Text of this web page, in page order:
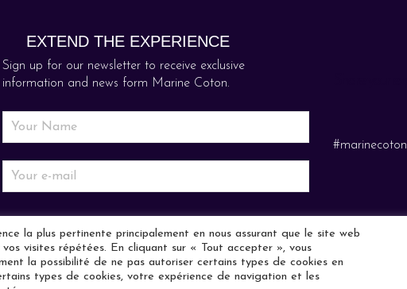
EXTEND THE EXPERIENCE
Sign up for our newsletter to receive exclusive
information and news form Marine Coton.
#marinecoton
la plus pertinente principalement en nous assurant que le site web
visites répétées. En cliquant sur « Tout accepter », vous
la possibilité de ne pas autoriser certains types de cookies en
types de cookies, votre expérience de navigation et les